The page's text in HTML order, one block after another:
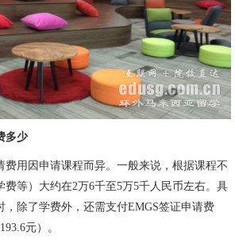
多少
费用因申请课程而异。一般来说，根据课程不
费等）大约在2万6千至5万5千人民币左右。具
，除了学费外，还需支付EMGS签证申请费
元）。